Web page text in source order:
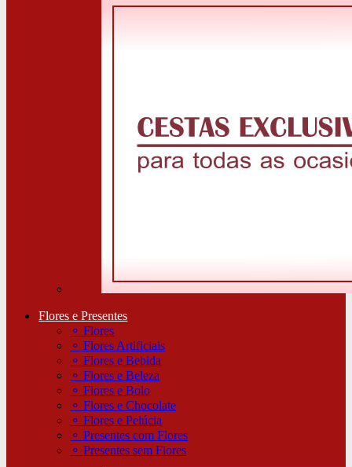
Flores e Presentes
⚬Flores
⚬Flores Artificiais
⚬Flores e Bebida
⚬Flores e Beleza
⚬Flores e Bolo
⚬Flores e Chocolate
⚬Flores e Pelúcia
⚬Presentes com Flores
⚬Presentes sem Flores